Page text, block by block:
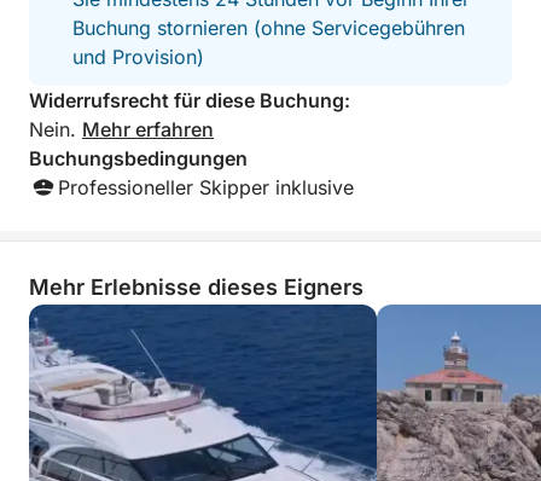
Buchung stornieren (ohne Servicegebühren
und Provision)
Widerrufsrecht für diese Buchung:
Nein. Mehr erfahren
Buchungsbedingungen
Professioneller Skipper inklusive
Mehr Erlebnisse dieses Eigners